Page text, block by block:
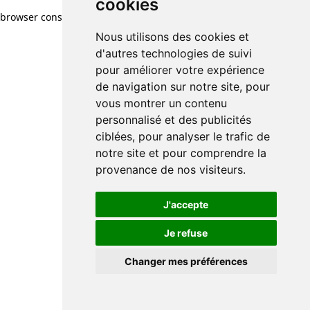
cookies
Nous utilisons des cookies et
d'autres technologies de suivi
pour améliorer votre expérience
de navigation sur notre site, pour
vous montrer un contenu
personnalisé et des publicités
ciblées, pour analyser le trafic de
notre site et pour comprendre la
provenance de nos visiteurs.
J'accepte
Je refuse
Changer mes préférences
browser console for more information)